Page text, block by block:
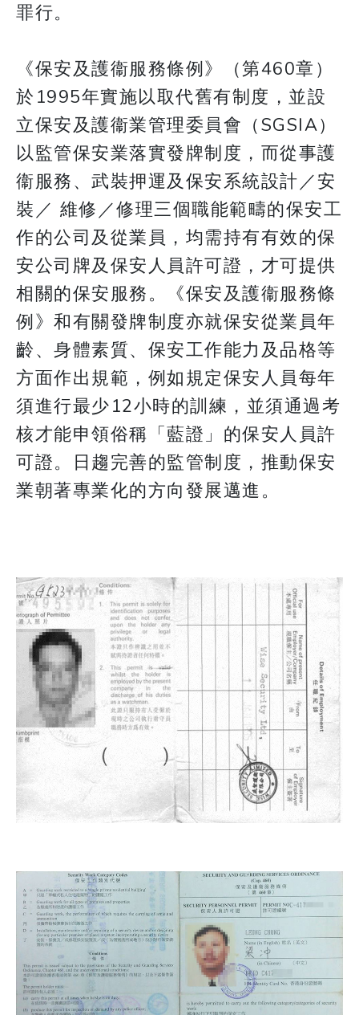
罪行。
《保安及護衞服務條例》（第460章）
於1995年實施以取代舊有制度，並設
立保安及護衞業管理委員會（SGSIA）
以監管保安業落實發牌制度，而從事護
衞服務、武裝押運及保安系統設計／安
裝／ 維修／修理三個職能範疇的保安工
作的公司及從業員，均需持有有效的保
安公司牌及保安人員許可證，才可提供
相關的保安服務。《保安及護衞服務條
例》和有關發牌制度亦就保安從業員年
齡、身體素質、保安工作能力及品格等
方面作出規範，例如規定保安人員每年
須進行最少12小時的訓練，並須通過考
核才能申領俗稱「藍證」的保安人員許
可證。日趨完善的監管制度，推動保安
業朝著專業化的方向發展邁進。